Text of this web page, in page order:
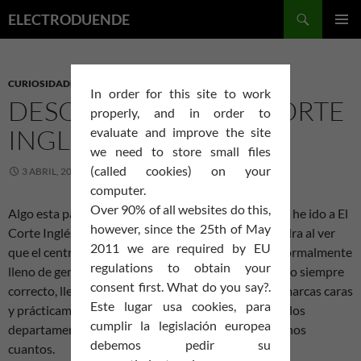
In order for this site to work
properly, and in order to
evaluate and improve the site
we need to store small files
(called cookies) on your
computer.
Over 90% of all websites do this,
however, since the 25th of May
2011 we are required by EU
regulations to obtain your
consent first. What do you say?.
Este lugar usa cookies, para
cumplir la legislación europea
debemos pedir su
ELECTRODUENDE
CURIOSIDADES
DESOLACIÓN EN EL CORTE
INGLÉS
3 ABRIL, 2012 ELDUENDE DEJA UN COMENTARIO
Algo esta pasando en España, algo nada bueno, hoy he ido a El
Corte Inglés de Castellana y me he quedado de piedra al ver
que el centro comercial que siempre he conocido normalmente
lleno de gente, parecía un auténtico solar. Todo como siempre
correcto, lleno de productos atractivos, las típicas marcas caras
y prácticamente nadie para comprar en ninguno de los
departamentos por los que he pasado, y han sido unos
cuantos.